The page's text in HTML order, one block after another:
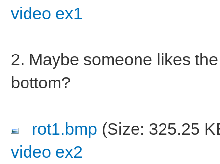
video ex1
2. Maybe someone likes
bottom?
rot1.bmp (Size: 325.25
video ex2